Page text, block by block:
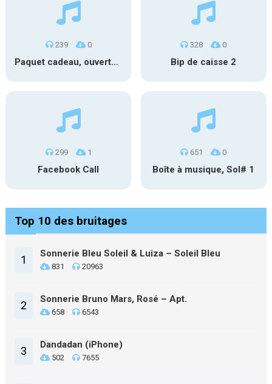
239 0
Paquet cadeau, ouverture #1
328 0
Bip de caisse 2
299 1
Facebook Call
651 0
Boîte à musique, Sol# 1
Top 10 des bruitages
1 Sonnerie Bleu Soleil & Luiza – Soleil Bleu
831 20963
2 Sonnerie Bruno Mars, Rosé – Apt.
658 6543
3 Dandadan (iPhone)
502 7655